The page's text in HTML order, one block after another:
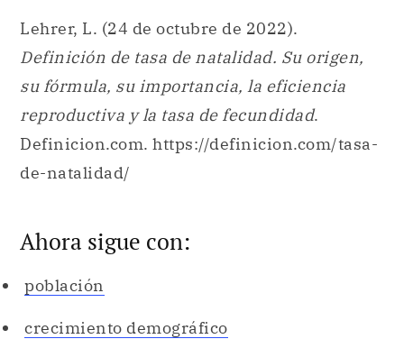
Lehrer, L. (24 de octubre de 2022).
Definición de tasa de natalidad. Su origen,
su fórmula, su importancia, la eficiencia
reproductiva y la tasa de fecundidad.
Definicion.com. https://definicion.com/tasa-
de-natalidad/
Ahora sigue con:
población
crecimiento demográfico